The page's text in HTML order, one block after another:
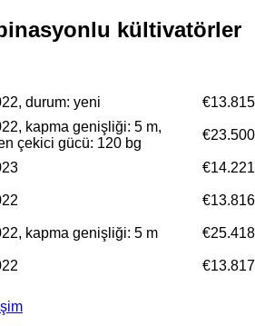
kültivatörler
durum: yeni
€13.815
kapma genişliği: 5 m,
çekici gücü: 120 bg
€23.500
€14.221
€13.816
kapma genişliği: 5 m
€25.418
€13.817